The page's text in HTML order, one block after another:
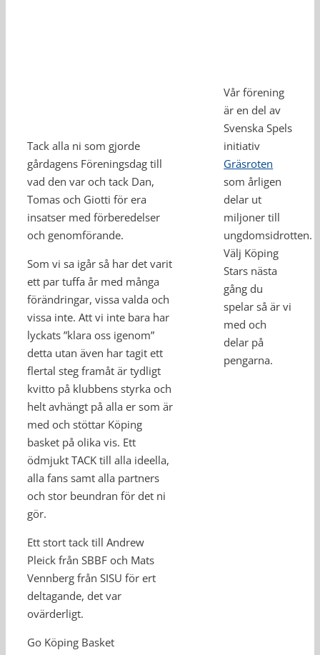
Tack alla ni som gjorde
gårdagens Föreningsdag till
vad den var och tack Dan,
Tomas och Giotti för era
insatser med förberedelser
och genomförande.
Som vi sa igår så har det varit
ett par tuffa år med många
förändringar, vissa valda och
vissa inte. Att vi inte bara har
lyckats ”klara oss igenom”
detta utan även har tagit ett
flertal steg framåt är tydligt
kvitto på klubbens styrka och
helt avhängt på alla er som är
med och stöttar Köping
basket på olika vis. Ett
ödmjukt TACK till alla ideella,
alla fans samt alla partners
och stor beundran för det ni
gör.
Ett stort tack till Andrew
Pleick från SBBF och Mats
Vennberg från SISU för ert
deltagande, det var
ovärderligt.
Go Köping Basket
Vår förening
är en del av
Svenska Spels
initiativ
Gräsroten
som årligen
delar ut
miljoner till
ungdomsidrotten.
Välj Köping
Stars nästa
gång du
spelar så är vi
med och
delar på
pengarna.